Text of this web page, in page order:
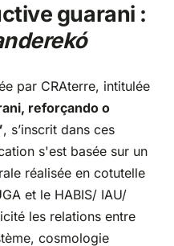
guarani :
par CRAterre, intitulée
reforçando o
, s’inscrit dans ces
s'est basée sur un
réalisée en cotutelle
et le HABIS/ IAU/
les relations entre
cosmologie